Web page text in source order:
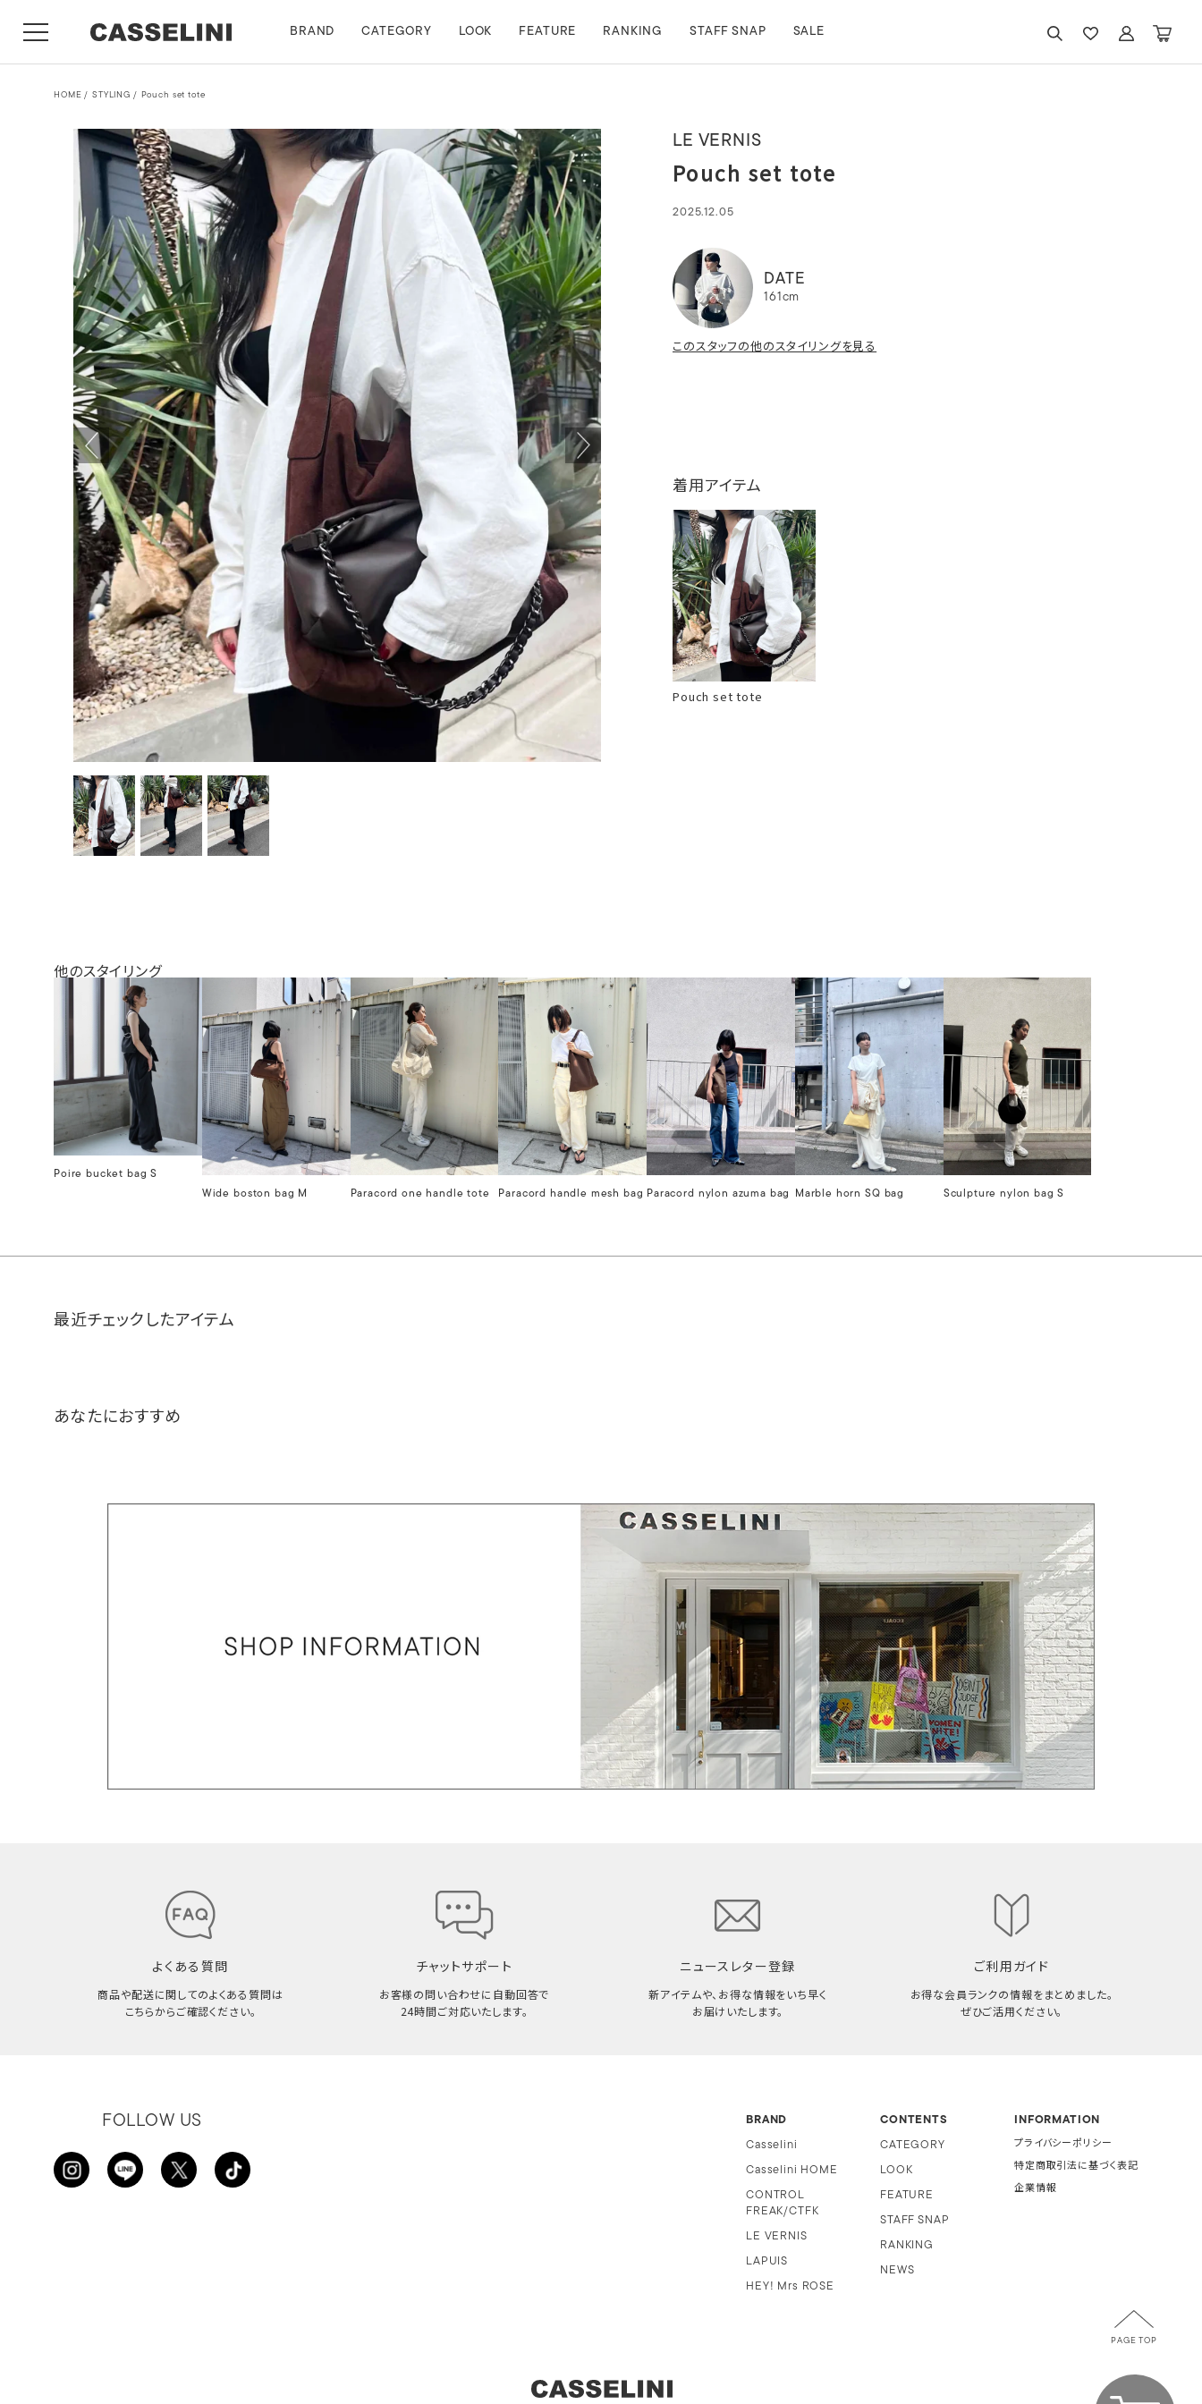
BRAND CATEGORY LOOK FEATURE RANKING STAFF SNAP SALE
HOME STYLING Pouch set tote
LE VERNIS
Pouch set tote
2025.12.05
DATE
161cm
このスタッフの他のスタイリングを見る
着用アイテム
Pouch set tote
他のスタイリング
Poire bucket bag S
Wide boston bag M
Paracord one handle tote Paracord handle mesh bag Paracord nylon azuma bag Marble horn SQ bag Sculpture nylon bag S
最近チェックしたアイテム
あなたにおすすめ
よくある質問
商品や配送に関してのよくある質問は
こちらからご確認ください。
チャットサポート
お客様の問い合わせに自動回答で
24時間ご対応いたします。
ニュースレター登録
新アイテムや、お得な情報をいち早く
お届けいたします。
ご利用ガイド
お得な会員ランクの情報をまとめました。
ぜひご活用ください。
FOLLOW US BRAND
Casselini
Casselini HOME
CONTROL
FREAK/CTFK
LE VERNIS
LAPUIS
HEY! Mrs ROSE
CONTENTS
CATEGORY
LOOK
FEATURE
STAFF SNAP
RANKING
NEWS
INFORMATION
プライバシーポリシー
特定商取引法に基づく表記
企業情報
PAGE TOP